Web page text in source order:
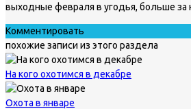
выходные февраля в угодья, больше за
Комментировать
похожие записи из этого раздела
На кого охотимся в декабре
Охота в январе